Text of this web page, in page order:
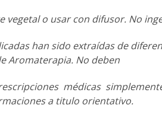
vegetal o usar con difusor. No
han sido extraídas de
Aromaterapia. No deben
médicas
a titulo orientativo.